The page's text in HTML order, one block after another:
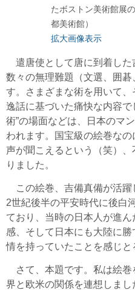
たボストン美術館展
都美術館）
拡大画像表示
遣唐使として唐に到着した
数々の無理難題（文選、囲
す。さまざまな術を用いて
逸話に基づいた痛快な内容
術”の場面などは、日本のマ
われます。国宝級の絵巻な
声が聞こえるという（笑）
りました。
この絵巻、吉備真備が活躍
2世紀後半の平安時代に後白
ており、当時の日本人が進
感、そして日本にも大陸に
情を持っていたことを感じと
さて、本題です。私は絵巻
界と欧米の関係を連想しま